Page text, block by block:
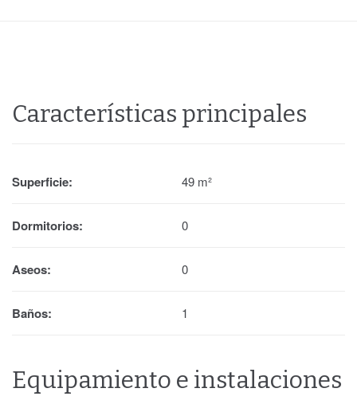
Características principales
Superficie: 49 m²
Dormitorios: 0
Aseos: 0
Baños: 1
Equipamiento e instalaciones